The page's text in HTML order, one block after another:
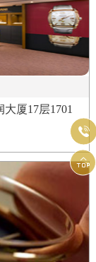
厦17层1701

